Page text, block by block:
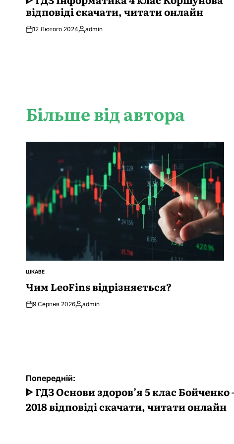
відповіді скачати, читати онлайн
12 Лютого 2024Опубліковано
admin
Більше від автора
ОПУБЛІКУВАТИ
ЦІКАВЕ
Чим LeoFins відрізняється?
9 Серпня 2026Опубліковано
admin
Навігація
записів
Попередній:
ᐈ ГДЗ Основи здоров’я 5 клас
2018 відповіді скачати, читати онлайн